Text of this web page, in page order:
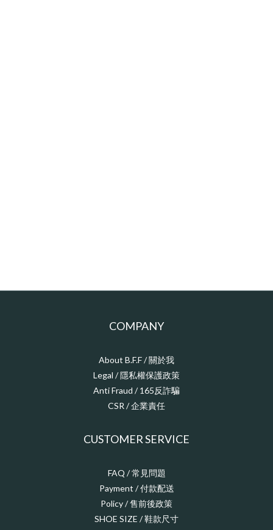
COMPANY
About B.F.F / 關於我
Legal / 隱私權保護政策
Anti Fraud / 165反詐騙
CSR / 企業責任
CUSTOMER SERVICE
FAQ / 常見問題
Payment / 付款配送
Policy / 售前後政策
SHOE SIZE / 鞋款尺寸